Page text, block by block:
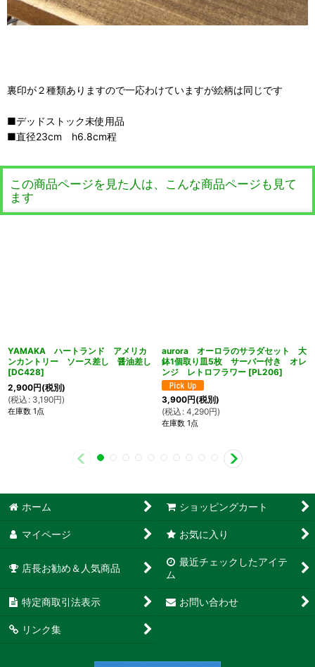
裏印が２種類ありますので一応わけていますが絵柄は同じです
■デッドストック未使用品
■直径23cm h6.8cm程
この商品ページを見た人は、こんな商品ページも見て
ます
YAMAKA ハートランド アメリカ
ンカントリー ソース差し 醤油差し
[DC428]
2,900円(税別)
(税込 : 3,190円)
在庫数 1点
aurora オーロラのサラダセット 大
鉢1個取り皿5枚 サーバー付き オレ
ンジ レトロフラワー [PL206]
3,900円(税別)
(税込 : 4,290円)
在庫数 1点
ホーム ショッピングカート
マイページ お気に入り
店長お勧め＆人気商品
最近チェックしたアイテ
ム
特定商取引法表示 お問い合わせ
リンク集